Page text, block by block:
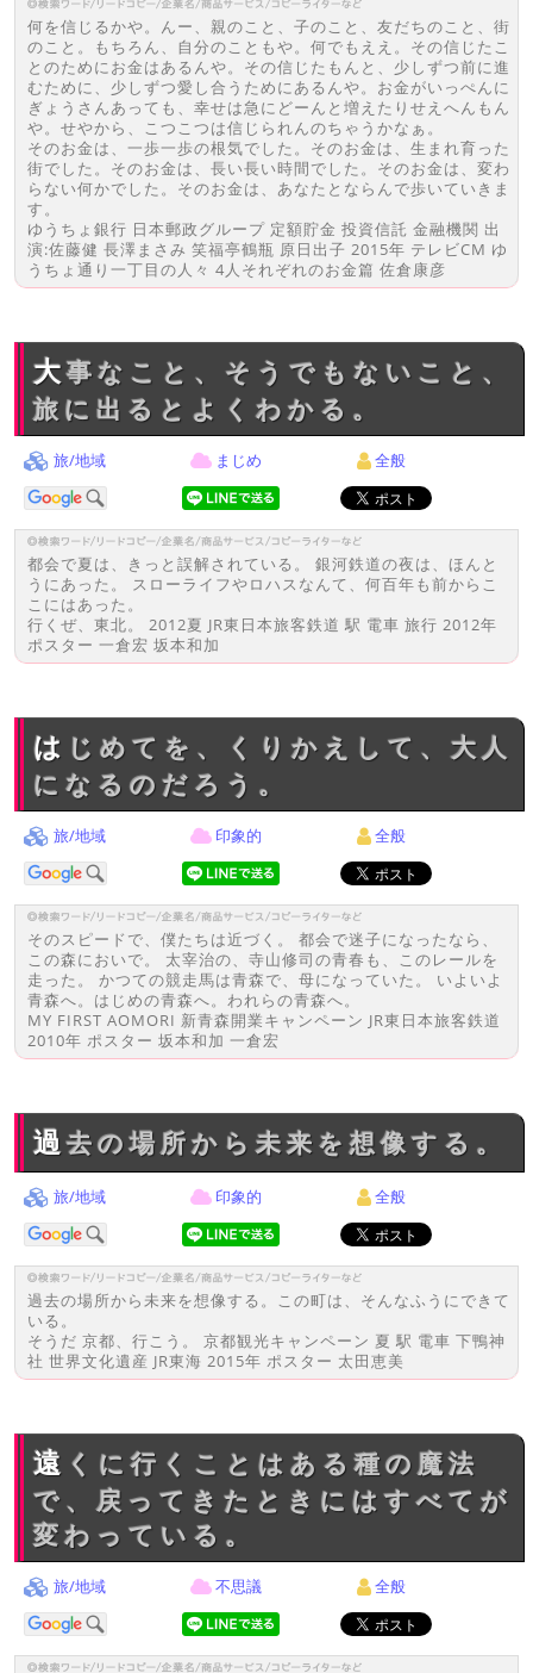
何を信じるかや。んー、親のこと、子のこと、友だちのこと、街
のこと。もちろん、自分のこともや。何でもええ。その信じたこ
とのためにお金はあるんや。その信じたもんと、少しずつ前に進
むために、少しずつ愛し合うためにあるんや。お金がいっぺんに
ぎょうさんあっても、幸せは急にどーんと増えたりせえへんもん
や。せやから、こつこつは信じられんのちゃうかなぁ。
そのお金は、一歩一歩の根気でした。そのお金は、生まれ育った
街でした。そのお金は、長い長い時間でした。そのお金は、変わ
らない何かでした。そのお金は、あなたとならんで歩いていきま
す。
ゆうちょ銀行 日本郵政グループ 定額貯金 投資信託 金融機関 出
演:佐藤健 長澤まさみ 笑福亭鶴瓶 原日出子 2015年 テレビCM ゆ
うちょ通り一丁目の人々 4人それぞれのお金篇 佐倉康彦
大事なこと、そうでもないこと、
旅に出るとよくわかる。
旅/地域 まじめ 全般
都会で夏は、きっと誤解されている。 銀河鉄道の夜は、ほんと
うにあった。 スローライフやロハスなんて、何百年も前からこ
こにはあった。
行くぜ、東北。 2012夏 JR東日本旅客鉄道 駅 電車 旅行 2012年
ポスター 一倉宏 坂本和加
はじめてを、くりかえして、大人
になるのだろう。
旅/地域 印象的 全般
そのスピードで、僕たちは近づく。 都会で迷子になったなら、
この森においで。 太宰治の、寺山修司の青春も、このレールを
走った。 かつての競走馬は青森で、母になっていた。 いよいよ
青森へ。はじめの青森へ。われらの青森へ。
MY FIRST AOMORI 新青森開業キャンペーン JR東日本旅客鉄道
2010年 ポスター 坂本和加 一倉宏
過去の場所から未来を想像する。
旅/地域 印象的 全般
過去の場所から未来を想像する。この町は、そんなふうにできて
いる。
そうだ 京都、行こう。 京都観光キャンペーン 夏 駅 電車 下鴨神
社 世界文化遺産 JR東海 2015年 ポスター 太田恵美
遠くに行くことはある種の魔法
で、戻ってきたときにはすべてが
変わっている。
旅/地域 不思議 全般